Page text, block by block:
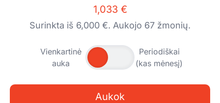
1,033 €
Surinkta iš 6,000 €. Aukojo 67 žmonių.
Vienkartinė
auka
Periodiškai
(kas mėnesį)
Aukok